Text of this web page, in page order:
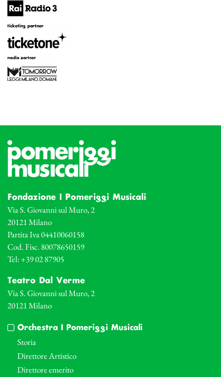
Fondazione I Pomeriggi Musicali
Via S. Giovanni sul Muro, 2
20121 Milano
Partita Iva 04410060158
Cod. Fisc. 80078650159
Tel: +39 02 87905
Teatro Dal Verme
Via S. Giovanni sul Muro, 2
20121 Milano
Orchestra I Pomeriggi Musicali
Storia
Direttore Artistico
Direttore emerito